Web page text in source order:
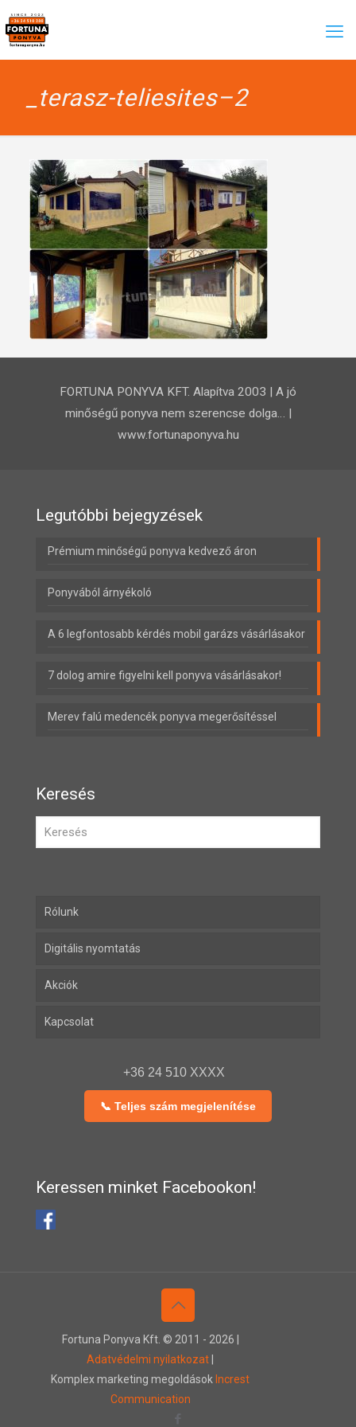
_terasz-teliesites–2
FORTUNA PONYVA KFT. Alapítva 2003 | A jó
minőségű ponyva nem szerencse dolga… |
www.fortunaponyva.hu
Legutóbbi bejegyzések
Prémium minőségű ponyva kedvező áron
Ponyvából árnyékoló
A 6 legfontosabb kérdés mobil garázs vásárlásakor
7 dolog amire figyelni kell ponyva vásárlásakor!
Merev falú medencék ponyva megerősítéssel
Keresés
Rólunk
Digitális nyomtatás
Akciók
Kapcsolat
+36 24 510 XXXX
📞 Teljes szám megjelenítése
Keressen minket Facebookon!
Fortuna Ponyva Kft. © 2011 - 2026 |
Adatvédelmi nyilatkozat
Komplex marketing megoldások Increst
Communication